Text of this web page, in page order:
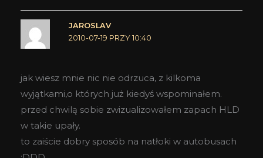
JAROSLAV
2010-07-19 PRZY 10:40
jak wiesz mnie nic nie odrzuca, z kilkoma
wyjątkami,o których już kiedyś wspominałem.
przed chwilą sobie zwizualizowałem zapach HLD
w takie upały.
to zaiście dobry sposób na natłoki w autobusach